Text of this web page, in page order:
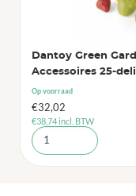
Dantoy Green
Accessoires 25-
Op voorraad
€32,02
€38,74incl. BTW